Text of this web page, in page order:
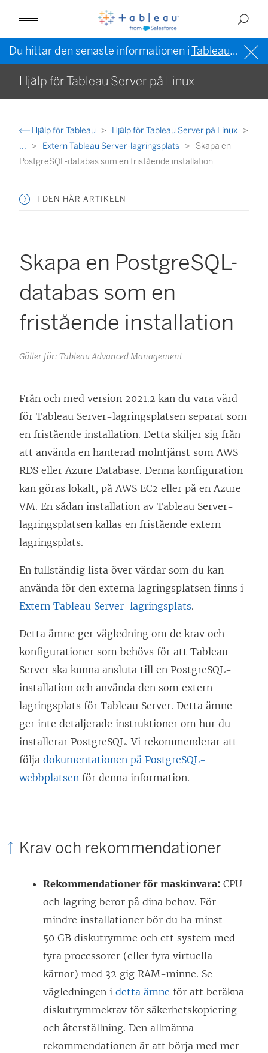
Du hittar den senaste informationen iTableau-hjälpen på engelska (USA)
Hjälp för Tableau Server på Linux
Hjälp för Tableau
Hjälp för Tableau Server på Linux
...
Extern Tableau Server-lagringsplats
Skapa en
PostgreSQL-databas som en fristående installation
I DEN HÄR ARTIKELN
Skapa en PostgreSQL-
databas som en
fristående installation
Gäller för: Tableau Advanced Management
Från och med version 2021.2 kan du vara värd
för Tableau Server-lagringsplatsen separat som
en fristående installation. Detta skiljer sig från
att använda en hanterad molntjänst som AWS
RDS eller Azure Database. Denna konfiguration
kan göras lokalt, på AWS EC2 eller på en Azure
VM. En sådan installation av Tableau Server-
lagringsplatsen kallas en fristående extern
lagringsplats.
En fullständig lista över värdar som du kan
använda för den externa lagringsplatsen finns i
Extern Tableau Server-lagringsplats.
Detta ämne ger vägledning om de krav och
konfigurationer som behövs för att Tableau
Server ska kunna ansluta till en PostgreSQL-
installation och använda den som extern
lagringsplats för Tableau Server. Detta ämne
ger inte detaljerade instruktioner om hur du
installerar PostgreSQL. Vi rekommenderar att
följa dokumentationen på PostgreSQL-
webbplatsen för denna information.
Krav och rekommendationer
Rekommendationer för maskinvara: CPU
och lagring beror på dina behov. För
mindre installationer bör du ha minst
50 GB diskutrymme och ett system med
fyra processorer (eller fyra virtuella
kärnor) med 32 gig RAM-minne. Se
vägledningen i detta ämne för att beräkna
diskutrymmekrav för säkerhetskopiering
och återställning. Den allmänna
rekommendationen är att börja med mer